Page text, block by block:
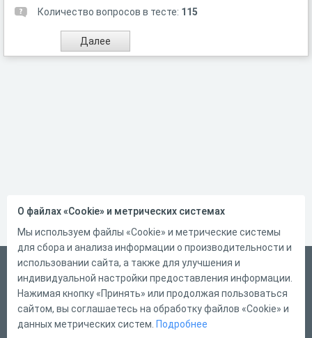
Количество вопросов в тесте: 115
Русский
Справка
Форма обратной связи
О файлах «Cookie» и метрических системах
Мы используем файлы «Cookie» и метрические системы
для сбора и анализа информации о производительности и
использовании сайта, а также для улучшения и
индивидуальной настройки предоставления информации.
Нажимая кнопку «Принять» или продолжая пользоваться
сайтом, вы соглашаетесь на обработку файлов «Cookie» и
данных метрических систем. Подробнее